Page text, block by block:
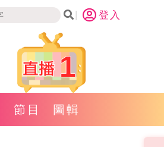
登入
1
節目 圖輯